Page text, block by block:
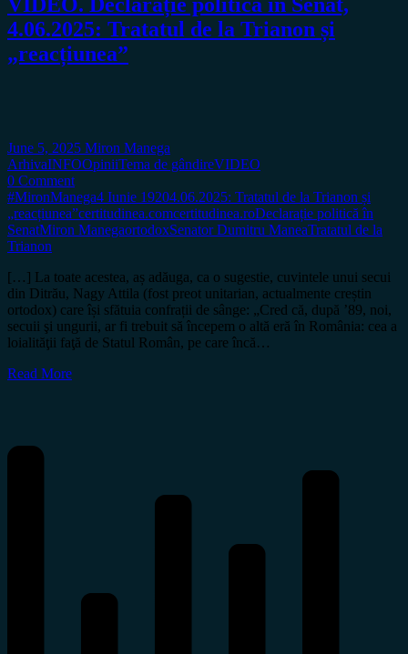
4.06.2025: Tratatul de la Trianon și
„reacțiunea”
June 5, 2025 Miron Manega
ArhivaINFOOpiniiTema de gândireVIDEO
0 Comment
#MironManega4 Iunie 19204.06.2025: Tratatul de la Trianon și
„reacțiunea”certitudinea.comcertitudinea.roDeclarație politică în
SenatMiron ManegaortodoxSenator Dumitru ManeaTratatul de la
Trianon
[…] La toate acestea, aș adăuga, ca o sugestie, cuvintele unui secui
din Ditrău, Nagy Attila (fost preot unitarian, actualmente creștin
ortodox) care își sfătuia confrații de sânge: „Cred că, după ’89, noi,
secuii şi ungurii, ar fi trebuit să începem o altă eră în România: cea a
loialităţii faţă de Statul Român, pe care încă…
Read More